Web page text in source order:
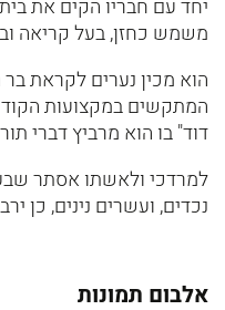
יחד עם חבריו הקים את
משמש כחזן, בעל קריאה
הוא מכין נערים לקראת
המתקשים במקצועות
דוד" בו הוא מרביץ דברי
למרדכי ולאשתו אסתר
נכדים, ועשרים נינים, כן
אלבום תמונות